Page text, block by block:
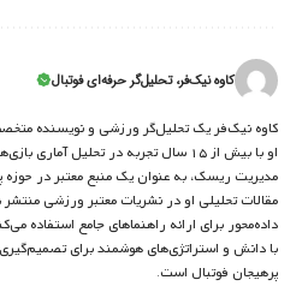
کاوه نیک‌فر، تحلیل‌گر حرفه‌ای فوتبال
کاوه نیک‌فر یک تحلیل‌گر ورزشی و نویسنده
او با بیش از ۱۵ سال تجربه در تحلیل
مدیریت ریسک، به عنوان یک منبع معتبر در
مقالات تحلیلی او در نشریات معتبر ورزشی
داده‌محور برای ارائه راهنماهای جامع استفاده
با دانش و استراتژی‌های هوشمند برای
پرهیجان فوتبال است.